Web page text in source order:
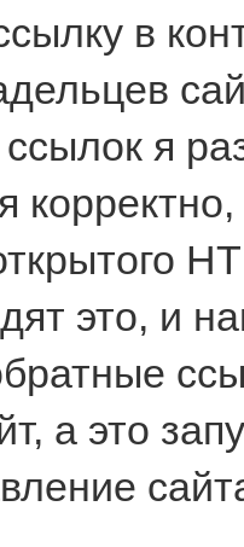
в
я
это, и
а это